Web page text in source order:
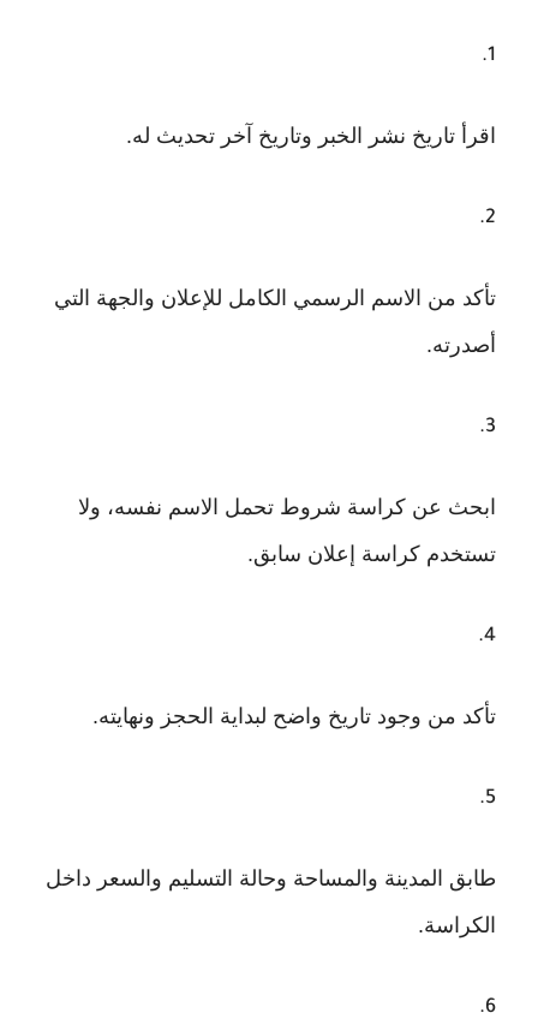
اقرأ تاريخ نشر الخبر وتاريخ آخر تحديث له.
تأكد من الاسم الرسمي الكامل للإعلان والجهة التي
أصدرته.
ابحث عن كراسة شروط تحمل الاسم نفسه، ولا
تستخدم كراسة إعلان سابق.
تأكد من وجود تاريخ واضح لبداية الحجز ونهايته.
طابق المدينة والمساحة وحالة التسليم والسعر داخل
الكراسة.